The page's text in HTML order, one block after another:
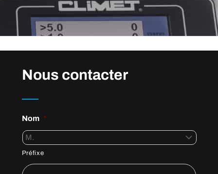
Nous contacter
Nom *
Préfixe